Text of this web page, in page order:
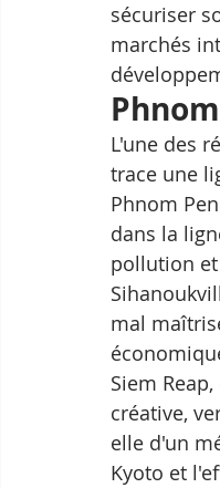
sécuriser
marchés
L'une des
trace une
Phnom
dans la
pollution
mal
Siem
créative,
elle d'un
Kyoto et